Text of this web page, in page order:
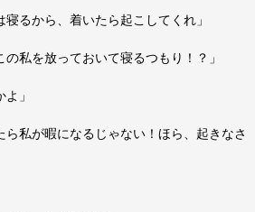
るから、着いたら起こしてくれ」
私を放っておいて寝るつもり！？」
」
私が暇になるじゃない！ほら、起きなさ